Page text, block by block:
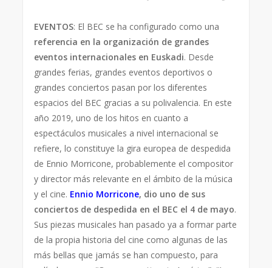
EVENTOS: El BEC se ha configurado como una
referencia en la organización de grandes
eventos internacionales en Euskadi. Desde
grandes ferias, grandes eventos deportivos o
grandes conciertos pasan por los diferentes
espacios del BEC gracias a su polivalencia. En este
año 2019, uno de los hitos en cuanto a
espectáculos musicales a nivel internacional se
refiere, lo constituye la gira europea de despedida
de Ennio Morricone, probablemente el compositor
y director más relevante en el ámbito de la música
y el cine. Ennio Morricone, dio uno de sus
conciertos de despedida en el BEC el 4 de mayo.
Sus piezas musicales han pasado ya a formar parte
de la propia historia del cine como algunas de las
más bellas que jamás se han compuesto, para